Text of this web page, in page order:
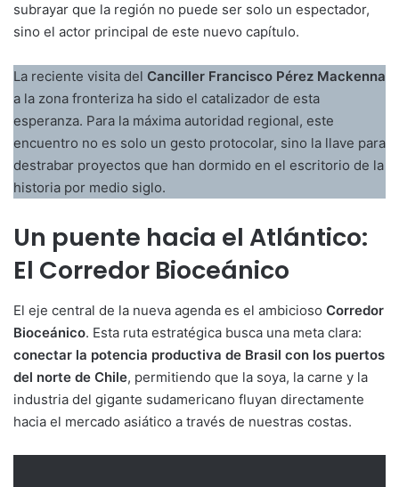
subrayar que la región no puede ser solo un espectador,
sino el actor principal de este nuevo capítulo.
La reciente visita del Canciller Francisco Pérez Mackenna
a la zona fronteriza ha sido el catalizador de esta
esperanza. Para la máxima autoridad regional, este
encuentro no es solo un gesto protocolar, sino la llave para
destrabar proyectos que han dormido en el escritorio de la
historia por medio siglo.
Un puente hacia el Atlántico:
El Corredor Bioceánico
El eje central de la nueva agenda es el ambicioso Corredor
Bioceánico. Esta ruta estratégica busca una meta clara:
conectar la potencia productiva de Brasil con los puertos
del norte de Chile, permitiendo que la soya, la carne y la
industria del gigante sudamericano fluyan directamente
hacia el mercado asiático a través de nuestras costas.